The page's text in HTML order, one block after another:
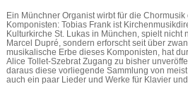
Ein Münchner Organist wirbt für die
Komponisten: Tobias Frank ist
Kulturkirche St. Lukas in München, spielt nicht
Marcel Dupré, sondern erforscht seit über
musikalische Erbe dieses Komponisten, hat
Alice Tollet-Szebrat Zugang zu bisher
daraus diese vorliegende Sammlung von
auch ein paar Lieder und Werke für Klavier und